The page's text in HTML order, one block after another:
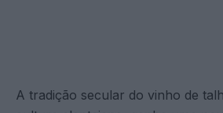
A tradição secular do vinho de